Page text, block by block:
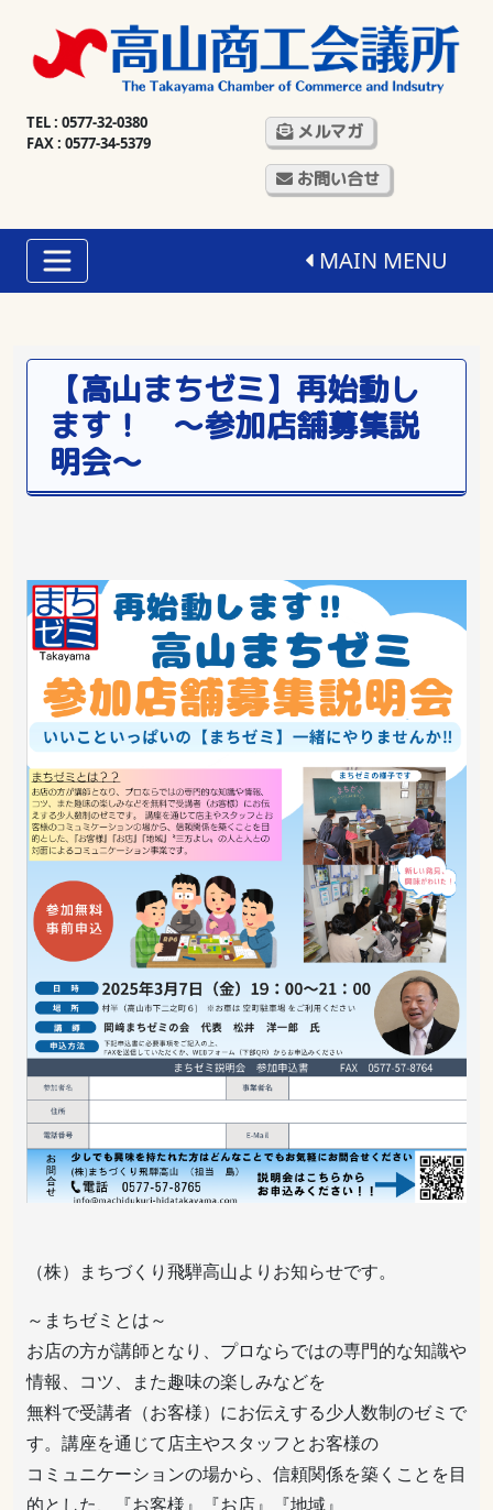
TEL : 0577-32-0380
FAX : 0577-34-5379
メルマガ
お問い合せ
MAIN MENU
【高山まちゼミ】再始動し
ます！ ～参加店舗募集説
明会～
（株）まちづくり飛騨高山よりお知らせです。
～まちゼミとは～
お店の方が講師となり、プロならではの専門的な知識や
情報、コツ、また趣味の楽しみなどを
無料で受講者（お客様）にお伝えする少人数制のゼミで
す。講座を通じて店主やスタッフとお客様の
コミュニケーションの場から、信頼関係を築くことを目
的とした、『お客様』『お店』『地域』